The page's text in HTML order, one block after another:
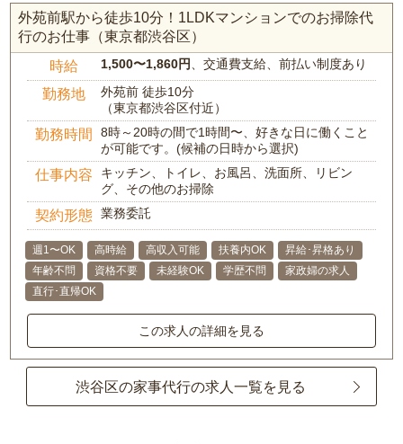
外苑前駅から徒歩10分！1LDKマンションでのお掃除代
行のお仕事（東京都渋谷区）
時給 1,500〜1,860円 、交通費支給、前払い制度あり
勤務地
外苑前 徒歩10分
（東京都渋谷区付近）
勤務時間
8時～20時の間で1時間〜、好きな日に働くこと
が可能です。(候補の日時から選択)
仕事内容
キッチン、トイレ、お風呂、洗面所、リビン
グ、その他のお掃除
契約形態 業務委託
週1〜OK 高時給 高収入可能 扶養内OK
昇給･昇格あり
年齢不問
資格不要 未経験OK 学歴不問
家政婦の求人
直行･直帰OK
この求人の詳細を見る
渋谷区の家事代行の求人一覧を見る